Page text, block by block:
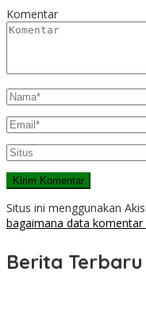
Komentar
Situs ini menggunakan
bagaimana data komentar
Berita Terbaru